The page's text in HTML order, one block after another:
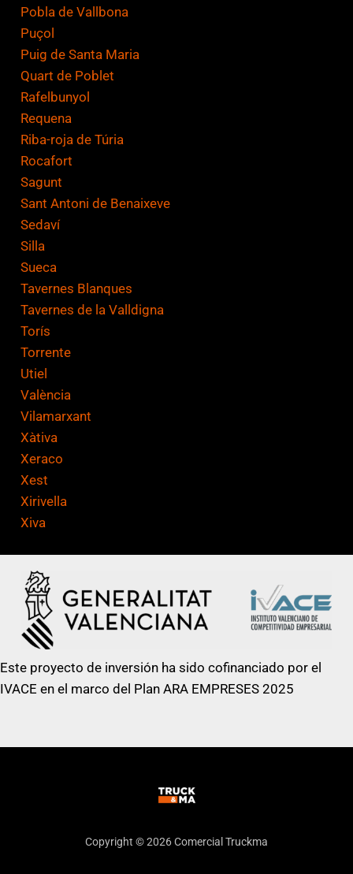
Pobla de Vallbona
Puçol
Puig de Santa Maria
Quart de Poblet
Rafelbunyol
Requena
Riba-roja de Túria
Rocafort
Sagunt
Sant Antoni de Benaixeve
Sedaví
Silla
Sueca
Tavernes Blanques
Tavernes de la Valldigna
Torís
Torrente
Utiel
València
Vilamarxant
Xàtiva
Xeraco
Xest
Xirivella
Xiva
Este proyecto de inversión ha sido cofinanciado por el
IVACE en el marco del Plan ARA EMPRESES 2025
Copyright © 2026 Comercial Truckma